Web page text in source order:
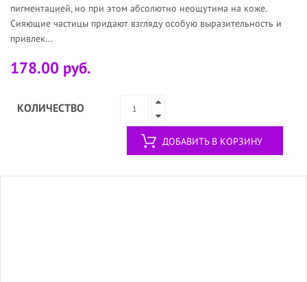
пигментацией, но при этом абсолютно неощутима на коже.
Сияющие частицы придают взгляду особую выразительность и
привлек...
178.00 руб.
КОЛИЧЕСТВО
ДОБАВИТЬ В КОРЗИНУ